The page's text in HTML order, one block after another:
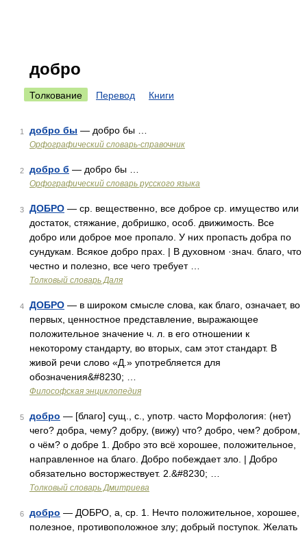
добро
Толкование Перевод Книги
1 добро бы — добро бы …
Орфографический словарь-справочник
2 добро б — добро бы …
Орфографический словарь русского языка
3 ДОБРО — ср. вещественно, все доброе ср. имущество или
достаток, стяжание, добришко, особ. движимость. Все
добро или доброе мое пропало. У них пропасть добра по
сундукам. Всякое добро прах. | В духовном ·знач. благо, что
честно и полезно, все чего требует …
Толковый словарь Даля
4 ДОБРО — в широком смысле слова, как благо, означает, во
первых, ценностное представление, выражающее
положительное значение ч. л. в его отношении к
некоторому стандарту, во вторых, сам этот стандарт. В
живой речи слово «Д.» употребляется для
обозначения&#8230; …
Философская энциклопедия
5 добро — [благо] сущ., с., употр. часто Морфология: (нет)
чего? добра, чему? добру, (вижу) что? добро, чем? добром,
о чём? о добре 1. Добро это всё хорошее, положительное,
направленное на благо. Добро побеждает зло. | Добро
обязательно восторжествует. 2.&#8230; …
Толковый словарь Дмитриева
6 добро — ДОБРО, а, ср. 1. Нечто положительное, хорошее,
полезное, противоположное злу; добрый поступок. Желать